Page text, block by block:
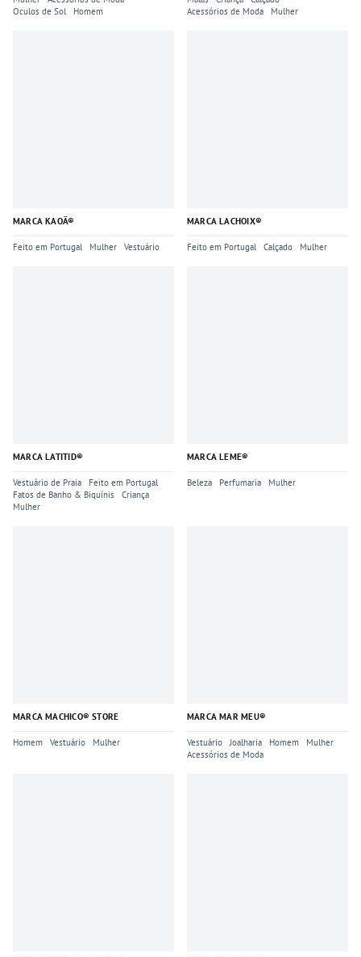
Oculos de Sol
Homem
Acessórios de Moda
Mulher
MARCA KAOÂ®
Feito em Portugal Mulher Vestuário
MARCA LACHOIX®
Feito em Portugal Calçado Mulher
MARCA LATITID®
Vestuário de Praia
Feito em Portugal
Fatos de Banho & Biquínis
Criança
Mulher
MARCA LEME®
Beleza Perfumaria Mulher
MARCA MACHICO® STORE
Homem Vestuário Mulher
MARCA MAR MEU®
Vestuário Joalharia Homem
Mulher
Acessórios de Moda